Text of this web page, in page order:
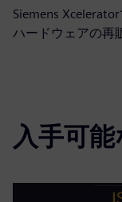
Siemens
ハードウェアの再
入手可